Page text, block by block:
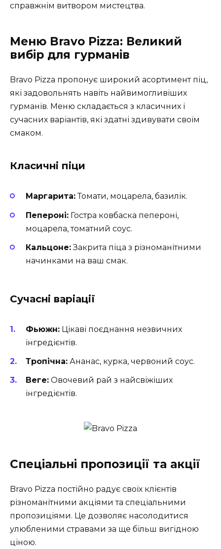
справжнім витвором мистецтва.
Меню Bravo Pizza: Великий
вибір для гурманів
Bravo Pizza пропонує широкий асортимент піц,
які задовольнять навіть найвимогливіших
гурманів. Меню складається з класичних і
сучасних варіантів, які здатні здивувати своїм
смаком.
Класичні піци
Маргарита:Томати, моцарела, базилік.
Пепероні: Гостра ковбаска пепероні,
моцарела, томатний соус.
Кальцоне:Закрита піца з різноманітними
начинками на ваш смак.
Сучасні варіації
Фьюжн: Цікаві поєднання незвичних
інгредієнтів.
Тропічна: Ананас, курка, червоний соус.
Веге: Овочевий рай з найсвіжіших
інгредієнтів.
Спеціальні пропозиції та акції
Bravo Pizza постійно радує своїх клієнтів
різноманітними акціями та спеціальними
пропозиціями. Це дозволяє насолодитися
улюбленими стравами за ще більш вигідною
ціною.